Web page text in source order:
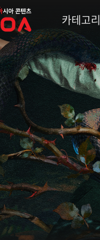
카테고리